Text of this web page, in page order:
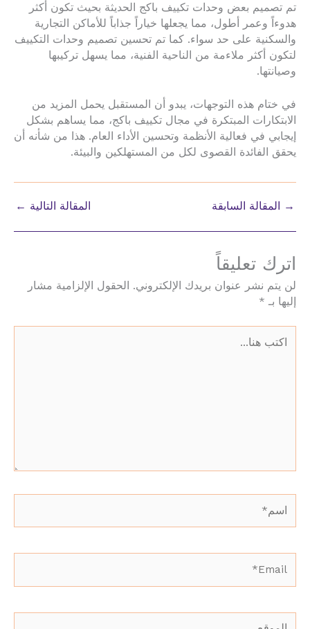
تم تصميم بعض وحدات تكييف باكج الحديثة بحيث تكون أكثر
هدوءاً وعمر أطول، مما يجعلها خياراً جذاباً للأماكن التجارية
والسكنية على حد سواء. كما تم تحسين تصميم وحدات التكييف
لتكون أكثر ملاءمة من الناحية الفنية، مما يسهل تركيبها
وصيانتها.
في ختام هذه التوجهات، يبدو أن المستقبل يحمل المزيد من
الابتكارات المبتكرة في مجال تكييف باكج، مما يساهم بشكل
إيجابي في فعالية الأنظمة وتحسين الأداء العام. هذا من شأنه أن
يحقق الفائدة القصوى لكل من المستهلكين والبيئة.
→ المقالة السابقة المقالة التالية ←
اترك تعليقاً
لن يتم نشر عنوان بريدك الإلكتروني.
الحقول الإلزامية مشار
إليها بـ *
هنا...